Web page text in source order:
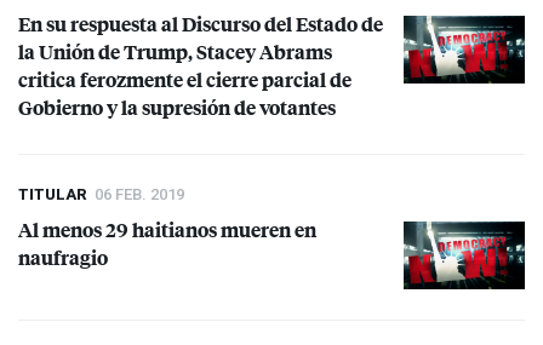
En su respuesta al Discurso del Estado de
la Unión de Trump, Stacey Abrams
critica ferozmente el cierre parcial de
Gobierno y la supresión de votantes
TITULAR 06 FEB. 2019
Al menos 29 haitianos mueren en
naufragio